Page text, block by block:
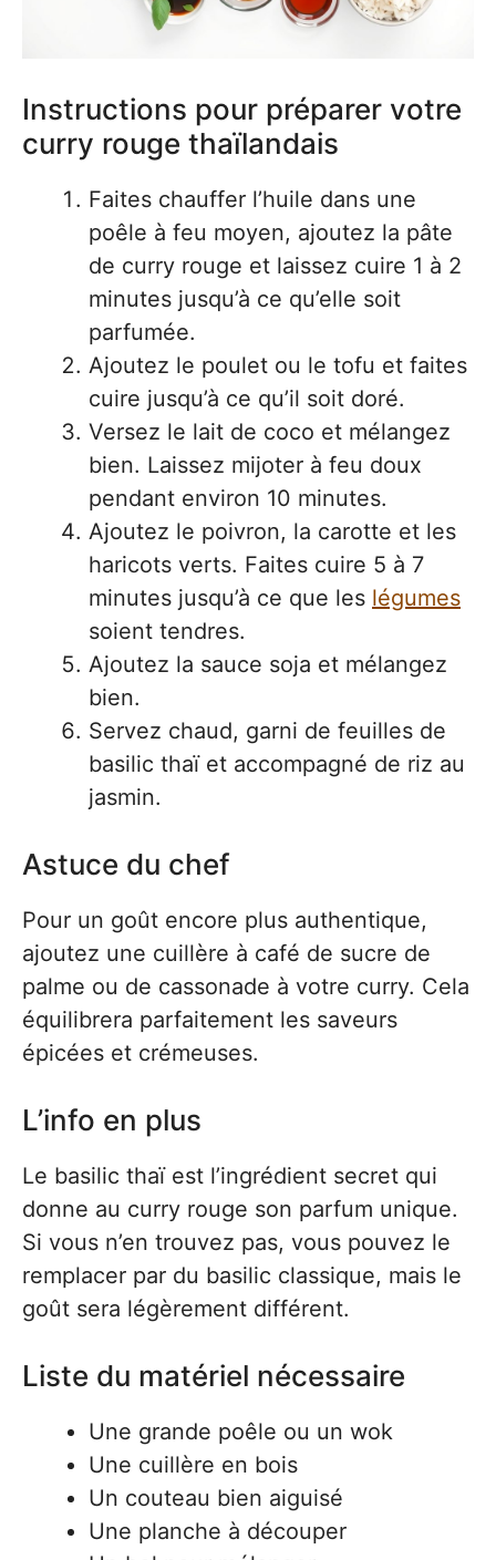
Instructions pour préparer votre
curry rouge thaïlandais
Faites chauffer l’huile dans une
poêle à feu moyen, ajoutez la pâte
de curry rouge et laissez cuire 1 à 2
minutes jusqu’à ce qu’elle soit
parfumée.
Ajoutez le poulet ou le tofu et faites
cuire jusqu’à ce qu’il soit doré.
Versez le lait de coco et mélangez
bien. Laissez mijoter à feu doux
pendant environ 10 minutes.
Ajoutez le poivron, la carotte et les
haricots verts. Faites cuire 5 à 7
minutes jusqu’à ce que les légumes
soient tendres.
Ajoutez la sauce soja et mélangez
bien.
Servez chaud, garni de feuilles de
basilic thaï et accompagné de riz au
jasmin.
Astuce du chef
Pour un goût encore plus authentique,
ajoutez une cuillère à café de sucre de
palme ou de cassonade à votre curry. Cela
équilibrera parfaitement les saveurs
épicées et crémeuses.
L’info en plus
Le basilic thaï est l’ingrédient secret qui
donne au curry rouge son parfum unique.
Si vous n’en trouvez pas, vous pouvez le
remplacer par du basilic classique, mais le
goût sera légèrement différent.
Liste du matériel nécessaire
Une grande poêle ou un wok
Une cuillère en bois
Un couteau bien aiguisé
Une planche à découper